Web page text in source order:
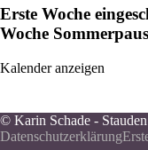
Erste Woche
Woche
Kalender anzeigen
© Karin Schade -
Datenschutzerklärung